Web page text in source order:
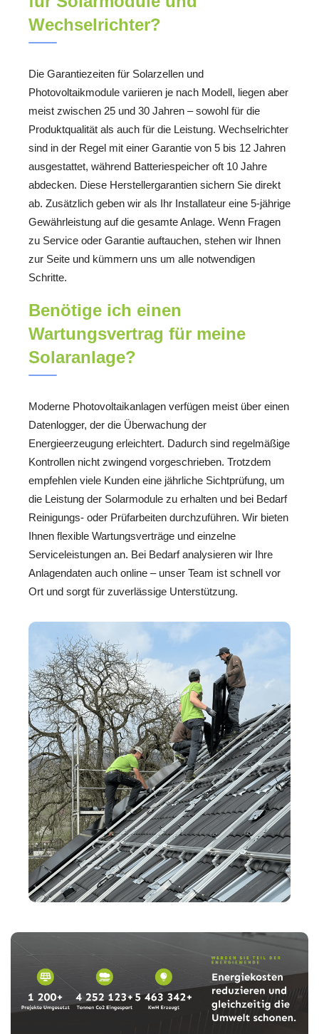
Wechselrichter?
Die Garantiezeiten für Solarzellen und
Photovoltaikmodule variieren je nach Modell, liegen aber
meist zwischen 25 und 30 Jahren – sowohl für die
Produktqualität als auch für die Leistung. Wechselrichter
sind in der Regel mit einer Garantie von 5 bis 12 Jahren
ausgestattet, während Batteriespeicher oft 10 Jahre
abdecken. Diese Herstellergarantien sichern Sie direkt
ab. Zusätzlich geben wir als Ihr Installateur eine 5-jährige
Gewährleistung auf die gesamte Anlage. Wenn Fragen
zu Service oder Garantie auftauchen, stehen wir Ihnen
zur Seite und kümmern uns um alle notwendigen
Schritte.
Benötige ich einen
Wartungsvertrag für meine
Solaranlage?
Moderne Photovoltaikanlagen verfügen meist über einen
Datenlogger, der die Überwachung der
Energieerzeugung erleichtert. Dadurch sind regelmäßige
Kontrollen nicht zwingend vorgeschrieben. Trotzdem
empfehlen viele Kunden eine jährliche Sichtprüfung, um
die Leistung der Solarmodule zu erhalten und bei Bedarf
Reinigungs- oder Prüfarbeiten durchzuführen. Wir bieten
Ihnen flexible Wartungsverträge und einzelne
Serviceleistungen an. Bei Bedarf analysieren wir Ihre
Anlagendaten auch online – unser Team ist schnell vor
Ort und sorgt für zuverlässige Unterstützung.